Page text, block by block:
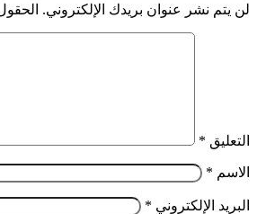
لن يتم نشر عنوان بريدك الإلكتروني.
التعليق *
الاسم *
البريد الإلكتروني *